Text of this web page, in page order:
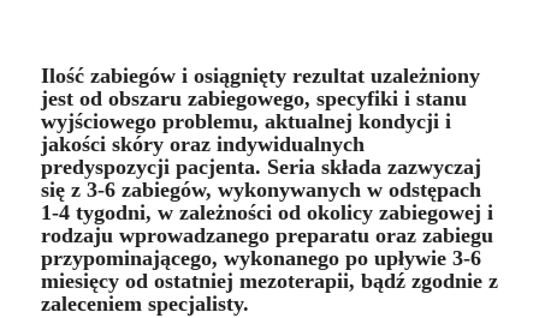
Ilość zabiegów i osiągnięty rezultat uzależniony
jest od obszaru zabiegowego, specyfiki i stanu
wyjściowego problemu, aktualnej kondycji i
jakości skóry oraz indywidualnych
predyspozycji pacjenta. Seria składa zazwyczaj
się z 3-6 zabiegów, wykonywanych w odstępach
1-4 tygodni, w zależności od okolicy zabiegowej i
rodzaju wprowadzanego preparatu oraz zabiegu
przypominającego, wykonanego po upływie 3-6
miesięcy od ostatniej mezoterapii, bądź zgodnie z
zaleceniem specjalisty.